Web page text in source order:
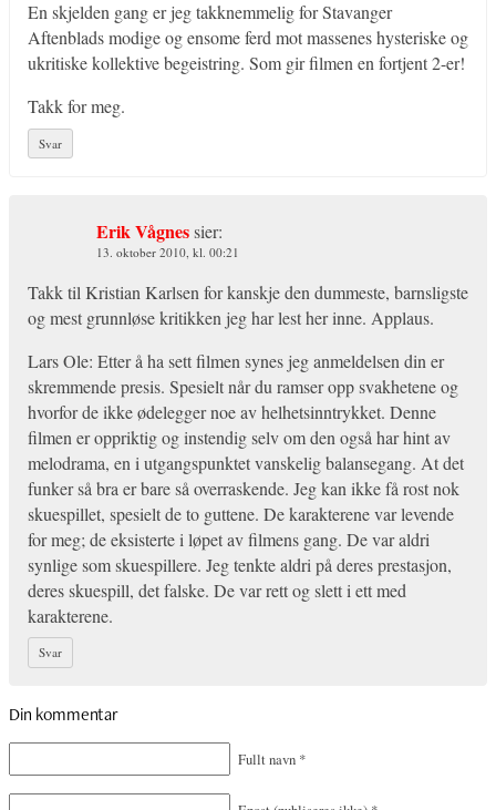
En skjelden gang er jeg takknemmelig for Stavanger
Aftenblads modige og ensome ferd mot massenes hysteriske og
ukritiske kollektive begeistring. Som gir filmen en fortjent 2-er!
Takk for meg.
Svar
Erik Vågnessier:
13. oktober 2010, kl. 00:21
Takk til Kristian Karlsen for kanskje den dummeste, barnsligste
og mest grunnløse kritikken jeg har lest her inne. Applaus.
Lars Ole: Etter å ha sett filmen synes jeg anmeldelsen din er
skremmende presis. Spesielt når du ramser opp svakhetene og
hvorfor de ikke ødelegger noe av helhetsinntrykket. Denne
filmen er oppriktig og instendig selv om den også har hint av
melodrama, en i utgangspunktet vanskelig balansegang. At det
funker så bra er bare så overraskende. Jeg kan ikke få rost nok
skuespillet, spesielt de to guttene. De karakterene var levende
for meg; de eksisterte i løpet av filmens gang. De var aldri
synlige som skuespillere. Jeg tenkte aldri på deres prestasjon,
deres skuespill, det falske. De var rett og slett i ett med
karakterene.
Svar
Din kommentar
Fullt navn *